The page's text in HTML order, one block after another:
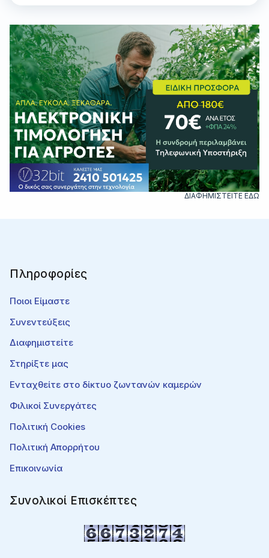
ΔΙΑΦΗΜΙΣΤΕΙΤΕ ΕΔΩ
Πληροφορίες
Ποιοι Είμαστε
Συνεντεύξεις
Διαφημιστείτε
Στηρίξτε μας
Ενταχθείτε στο δίκτυο ζωντανών καμερών
Φιλικοί Συνεργάτες
Πολιτική Cookies
Πολιτική Απορρήτου
Επικοινωνία
Συνολικοί Επισκέπτες